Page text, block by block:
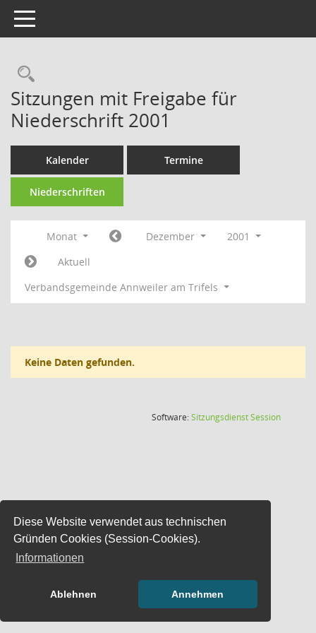
Diese Website verwendet aus technischen
Gründen Cookies (Session-Cookies).
Informationen
Ablehnen Annehmen
Toggle navigation
Rechercheauswahl
Sitzungen mit Freigabe für
Niederschrift 2001
Kalender Termine
Niederschriften
Monat Dezember
2001
Aktuell
Verbandsgemeinde Annweiler am Trifels
Keine Daten gefunden.
Software:SitzungsdienstSession(Wird in